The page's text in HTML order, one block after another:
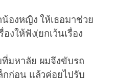
องหญิง ให้เธอมาช่วย
งให้ฟัง(ยกเว้นเรื่อง
มหาลัย ผมจึงขับรถ
กก่อน แล้วค่อยไปรับ